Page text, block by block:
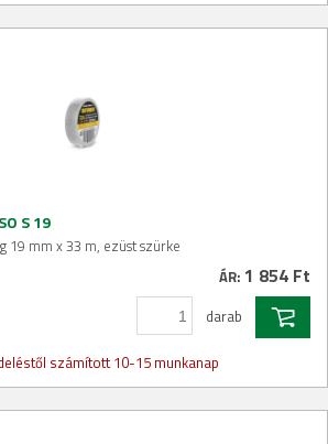
S 19
19 mm x 33 m, ezüst szürke
ÁR: 1 854 Ft
darab
számított 10-15 munkanap